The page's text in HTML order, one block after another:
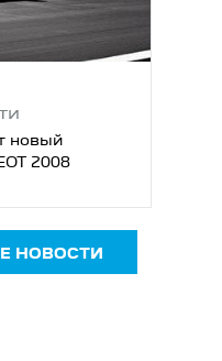
новый
2008
НОВОСТИ